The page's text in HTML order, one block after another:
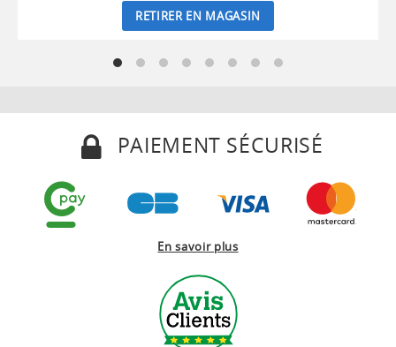
RETIRER EN MAGASIN
PAIEMENT SÉCURISÉ
En savoir plus